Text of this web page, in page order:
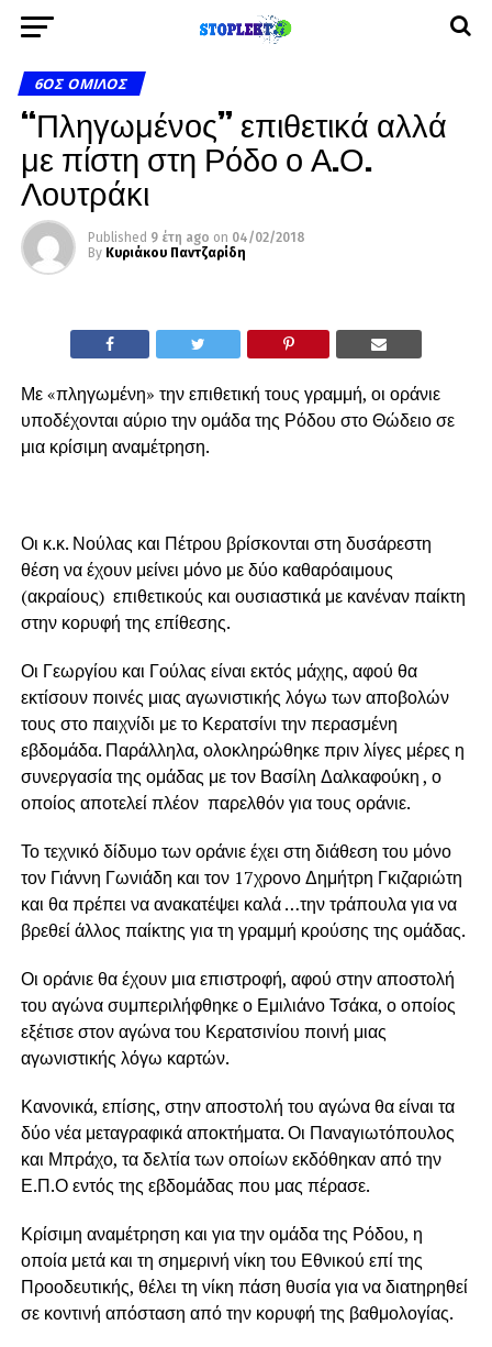
6ΟΣ ΌΜΙΛΟΣ
“Πληγωμένος” επιθετικά αλλά
με πίστη στη Ρόδο ο Α.Ο.
Λουτράκι
Published 9 έτη ago on 04/02/2018
By Κυριάκου Παντζαρίδη
Με «πληγωμένη» την επιθετική τους γραμμή, οι οράνιε
υποδέχονται αύριο την ομάδα της Ρόδου στο Θώδειο σε
μια κρίσιμη αναμέτρηση.
Οι κ.κ. Νούλας και Πέτρου βρίσκονται στη δυσάρεστη
θέση να έχουν μείνει μόνο με δύο καθαρόαιμους
(ακραίους) επιθετικούς και ουσιαστικά με κανέναν παίκτη
στην κορυφή της επίθεσης.
Οι Γεωργίου και Γούλας είναι εκτός μάχης, αφού θα
εκτίσουν ποινές μιας αγωνιστικής λόγω των αποβολών
τους στο παιχνίδι με το Κερατσίνι την περασμένη
εβδομάδα. Παράλληλα, ολοκληρώθηκε πριν λίγες μέρες η
συνεργασία της ομάδας με τον Βασίλη Δαλκαφούκη , ο
οποίος αποτελεί πλέον παρελθόν για τους οράνιε.
Το τεχνικό δίδυμο των οράνιε έχει στη διάθεση του μόνο
τον Γιάννη Γωνιάδη και τον 17χρονο Δημήτρη Γκιζαριώτη
και θα πρέπει να ανακατέψει καλά …την τράπουλα για να
βρεθεί άλλος παίκτης για τη γραμμή κρούσης της ομάδας.
Οι οράνιε θα έχουν μια επιστροφή, αφού στην αποστολή
του αγώνα συμπεριλήφθηκε ο Εμιλιάνο Τσάκα, ο οποίος
εξέτισε στον αγώνα του Κερατσινίου ποινή μιας
αγωνιστικής λόγω καρτών.
Κανονικά, επίσης, στην αποστολή του αγώνα θα είναι τα
δύο νέα μεταγραφικά αποκτήματα. Οι Παναγιωτόπουλος
και Μπράχο, τα δελτία των οποίων εκδόθηκαν από την
Ε.Π.Ο εντός της εβδομάδας που μας πέρασε.
Κρίσιμη αναμέτρηση και για την ομάδα της Ρόδου, η
οποία μετά και τη σημερινή νίκη του Εθνικού επί της
Προοδευτικής, θέλει τη νίκη πάση θυσία για να διατηρηθεί
σε κοντινή απόσταση από την κορυφή της βαθμολογίας.